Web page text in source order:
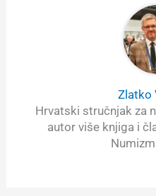
Zlatko
Hrvatski stručnjak za
autor više knjiga i